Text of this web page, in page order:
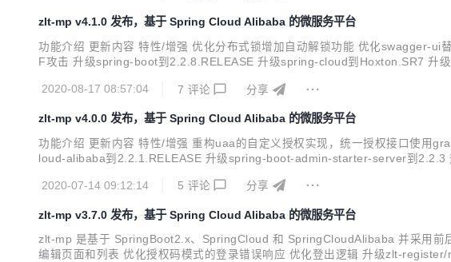
zlt-mp v4.1.0 发布，基于 Spring Cloud Alibaba 的微服务平台
功能介绍 更新内容 特性/增强 优化分布式锁增加自动解锁功能 优化swagger-
F攻击 升级spring-boot到2.2.8.RELEASE 升级spring-cloud到Hoxton.SR7 升
2020-08-17 08:57:04
7 评论 分享
zlt-mp v4.0.0 发布，基于 Spring Cloud Alibaba 的微服务平台
功能介绍 更新内容 特性/增强 重构uaa的自定义授权实现，统一授权接口使用
loud-alibaba到2.2.1.RELEASE 升级spring-boot-admin-starter-server到
2020-07-14 09:12:14
5 评论 分享
zlt-mp v3.7.0 发布，基于 Spring Cloud Alibaba 的微服务平台
zlt-mp 是基于 SpringBoot2.x、SpringCloud 和 SpringCloudAlibaba 并采用前
编辑页面和列表 优化授权码模式的登录错误响应 优化登出逻辑 升级zlt-